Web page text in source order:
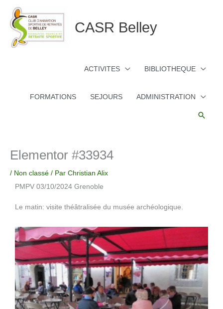
contenu
CASR Belley
ACTIVITES BIBLIOTHEQUE
FORMATIONS SEJOURS ADMINISTRATION
Elementor #33934
/ Non classé / Par Christian Alix
PMPV 03/10/2024 Grenoble
Le matin: visite théâtralisée du musée archéologique.